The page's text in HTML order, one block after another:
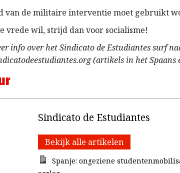
van de militaire interventie moet gebruikt
vrede wil, strijd dan voor socialisme!
info over het Sindicato de Estudiantes surf
(artikels in het Spaans
Sindicato de Estudiantes
Bekijk alle artikelen
Spanje: ongeziene